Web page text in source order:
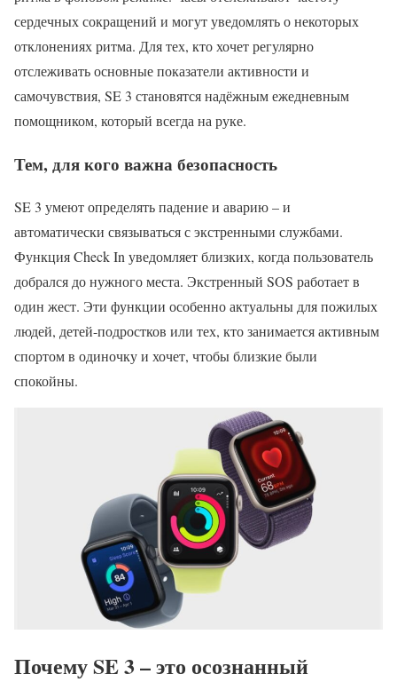
сердечных сокращений и могут уведомлять о некоторых
отклонениях ритма. Для тех, кто хочет регулярно
отслеживать основные показатели активности и
самочувствия, SE 3 становятся надёжным ежедневным
помощником, который всегда на руке.
Тем, для кого важна безопасность
SE 3 умеют определять падение и аварию – и
автоматически связываться с экстренными службами.
Функция Check In уведомляет близких, когда пользователь
добрался до нужного места. Экстренный SOS работает в
один жест. Эти функции особенно актуальны для пожилых
людей, детей-подростков или тех, кто занимается активным
спортом в одиночку и хочет, чтобы близкие были
спокойны.
Почему SE 3 – это осознанный